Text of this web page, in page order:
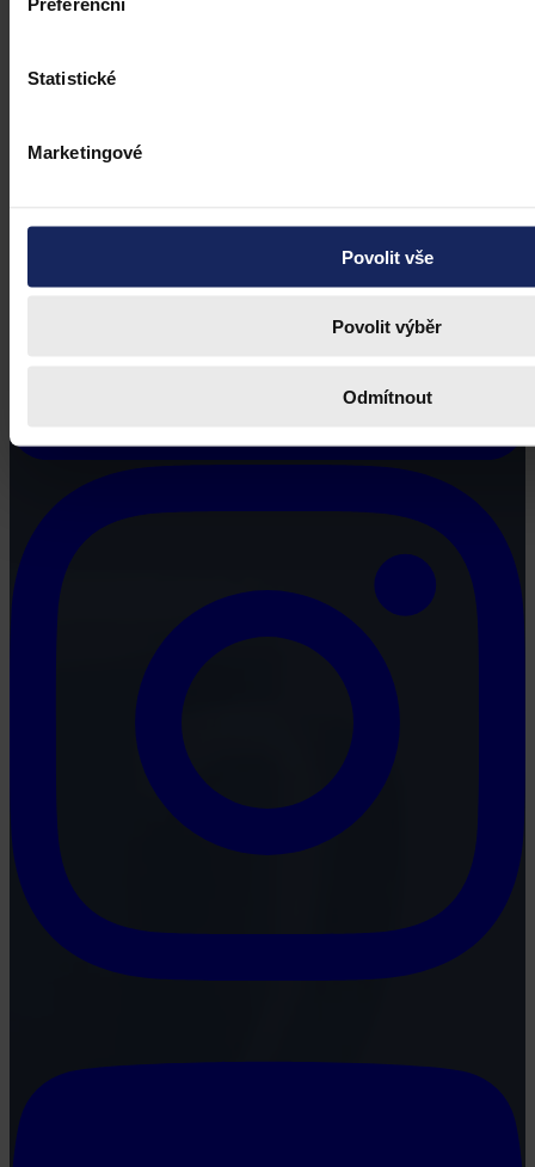
Statistické
Marketingové
Povolit vše
Povolit výběr
Odmítnout